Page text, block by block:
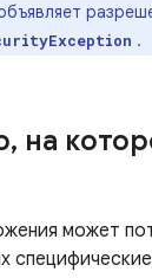
.
, на
может